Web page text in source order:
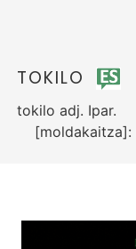
TOKILO
tokilo adj. Ipar.
[moldakaitza]: